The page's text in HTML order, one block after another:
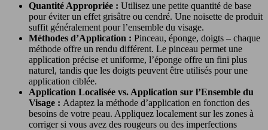
Quantité Appropriée : Utilisez une petite quantité de base
pour éviter un effet grisâtre ou cendré. Une noisette de produit
suffit généralement pour l’ensemble du visage.
Méthodes d’Application : Pinceau, éponge, doigts – chaque
méthode offre un rendu différent. Le pinceau permet une
application précise et uniforme, l’éponge offre un fini plus
naturel, tandis que les doigts peuvent être utilisés pour une
application ciblée.
Application Localisée vs. Application sur l’Ensemble du
Visage : Adaptez la méthode d’application en fonction des
besoins de votre peau. Appliquez localement sur les zones à
corriger si vous avez des rougeurs ou des imperfections